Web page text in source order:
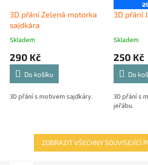
3D přání Zelená motorka
sajdkára
Skladem
290 Kč
Do košíku
3D přání s motivem sajdkáry.
3D přání
Skladem
250 Kč
Do
3D přání s
jeřábu.
ZOBRAZIT VŠECHNY SOUVISEJÍCÍ